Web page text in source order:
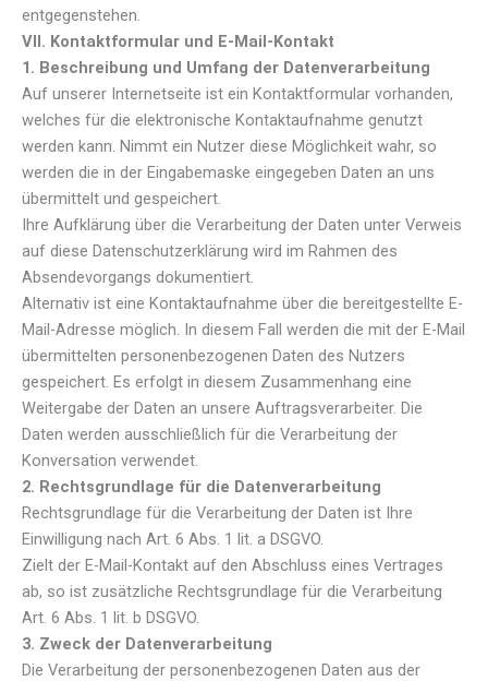
entgegenstehen.
VII. Kontaktformular und E-Mail-Kontakt
1. Beschreibung und Umfang der Datenverarbeitung
Auf unserer Internetseite ist ein Kontaktformular vorhanden,
welches für die elektronische Kontaktaufnahme genutzt
werden kann. Nimmt ein Nutzer diese Möglichkeit wahr, so
werden die in der Eingabemaske eingegeben Daten an uns
übermittelt und gespeichert.
Ihre Aufklärung über die Verarbeitung der Daten unter Verweis
auf diese Datenschutzerklärung wird im Rahmen des
Absendevorgangs dokumentiert.
Alternativ ist eine Kontaktaufnahme über die bereitgestellte E-
Mail-Adresse möglich. In diesem Fall werden die mit der E-Mail
übermittelten personenbezogenen Daten des Nutzers
gespeichert. Es erfolgt in diesem Zusammenhang eine
Weitergabe der Daten an unsere Auftragsverarbeiter. Die
Daten werden ausschließlich für die Verarbeitung der
Konversation verwendet.
2. Rechtsgrundlage für die Datenverarbeitung
Rechtsgrundlage für die Verarbeitung der Daten ist Ihre
Einwilligung nach Art. 6 Abs. 1 lit. a DSGVO.
Zielt der E-Mail-Kontakt auf den Abschluss eines Vertrages
ab, so ist zusätzliche Rechtsgrundlage für die Verarbeitung
Art. 6 Abs. 1 lit. b DSGVO.
3. Zweck der Datenverarbeitung
Die Verarbeitung der personenbezogenen Daten aus der